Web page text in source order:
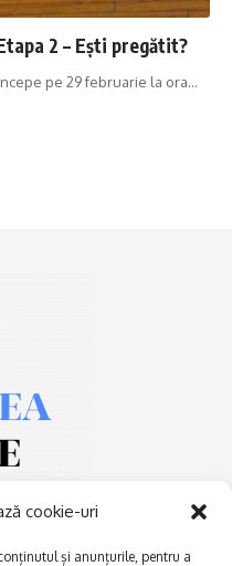
cookie-uri
și anunțurile, pentru a
2 – Ești pregătit?
pe 29 februarie la ora…